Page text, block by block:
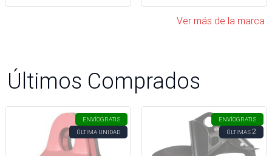
Ver más de la marca
Últimos Comprados
ENVÍOGRATIS
ÚLTIMA UNIDAD
ENVÍOGRATIS
ÚLTIMAS2